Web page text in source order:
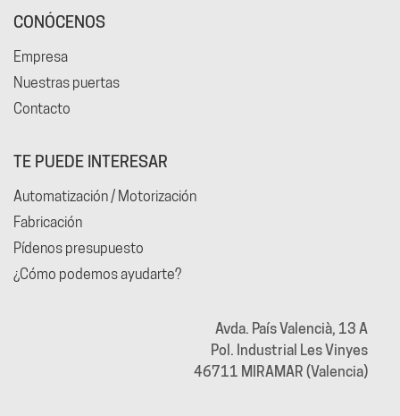
CONÓCENOS
Empresa
Nuestras puertas
Contacto
TE PUEDE INTERESAR
Automatización / Motorización
Fabricación
Pídenos presupuesto
¿Cómo podemos ayudarte?
Avda. País Valencià, 13 A
Pol. Industrial Les Vinyes
46711 MIRAMAR (Valencia)